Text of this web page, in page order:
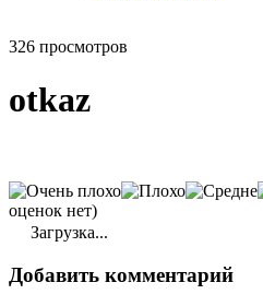
326 просмотров
otkaz
оценок нет)
Загрузка...
Добавить комментарий